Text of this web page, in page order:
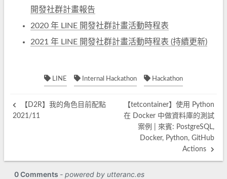
開發社群計畫報告
2020 年 LINE 開發社群計畫活動時程表
2021 年 LINE 開發社群計畫活動時程表 (持續更新)
LINE Internal Hackathon Hackathon
【D2R】我的角色目前配點
2021/11
【tetcontainer】使用 Python
在 Docker 中做資料庫的測試
案例 | 來賓: PostgreSQL,
Docker, Python, GitHub
Actions